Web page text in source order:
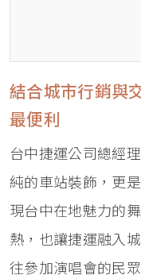
結合城市行銷與
最便利
台中捷運公司總經
純的車站裝飾，更
現台中在地魅力的
熱，也讓捷運融入
往參加演唱會的民